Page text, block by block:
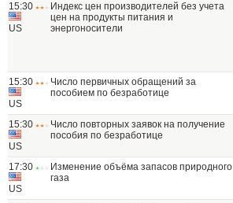
15:30
US
Индекс цен производителей без учета
цен на продукты питания и
энергоносители
15:30
US
Число первичных обращений за
пособием по безработице
15:30
US
Число повторных заявок на получение
пособия по безработице
17:30
US
Изменение объёма запасов природного
газа